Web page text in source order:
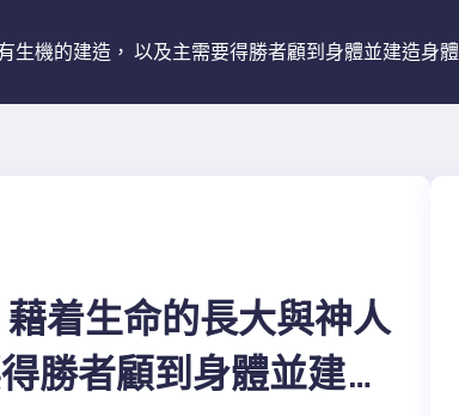
生機的建造， 以及主需要得勝者顧到身體並建造身體
着生命的長大與神人
勝者顧到身體並建造